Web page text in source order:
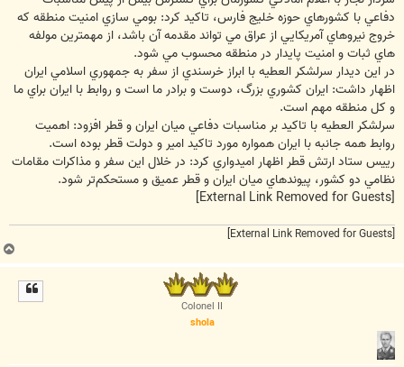
دفاعي با کشورهاي حوزه خليج فارس، تاکيد کرد: بومي سازي امنيت منطقه که
خروج نيروهاي آمريکايي از عراق مي تواند مقدمه آن باشد، از مهمترين مولفه
هاي ثبات و امنيت پايدار در منطقه محسوب مي شود.
در اين ديدار سرلشکر العطيه با ابراز خرسندي از سفر به جمهوري اسلامي ايران
اظهار داشت: ايران کشوري بزرگ، دوست و برادر ما است و روابط با ايران براي ما
و کل منطقه مهم است.
سرلشکر العطيه با تاکيد بر مناسبات دفاعي ميان ايران و قطر افزود: اهميت
روابط همه جانبه با ايران همواره مورد تاکيد امير و دولت قطر بوده است.
رييس ستاد ارتش قطر اظهار اميدواري کرد: در خلال اين سفر و مذاکرات مقامات
نظامي دو کشور، پيوندهاي ميان ايران و قطر عميق و مستحکم‌تر شود.
[External Link Removed for Guests]
[External Link Removed for Guests]
Colonel II
shola